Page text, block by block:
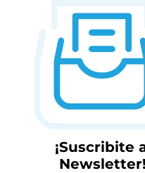
¡Suscribite
Newsletter!